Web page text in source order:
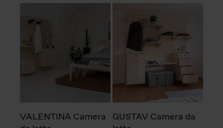
VALENTINA Camera
GUSTAV Camera da